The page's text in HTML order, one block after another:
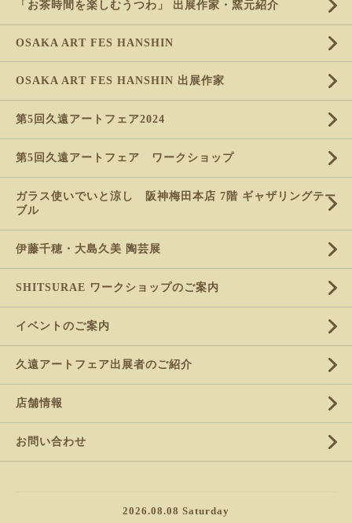
「お茶時間を楽しむうつわ」 出展作家・窯元紹介
OSAKA ART FES HANSHIN
OSAKA ART FES HANSHIN 出展作家
第5回久遠アートフェア2024
第5回久遠アートフェア ワークショップ
ガラス使いでいと涼し 阪神梅田本店 7階 ギャザリングテー
ブル
伊藤千穂・大島久美 陶芸展
SHITSURAE ワークショップのご案内
イベントのご案内
久遠アートフェア出展者のご紹介
店舗情報
お問い合わせ
2026.08.08 Saturday